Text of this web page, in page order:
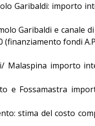
Garibaldi: importo
Garibaldi e canale di
fondi
Malaspina importo
e Fossamastra
stima del costo